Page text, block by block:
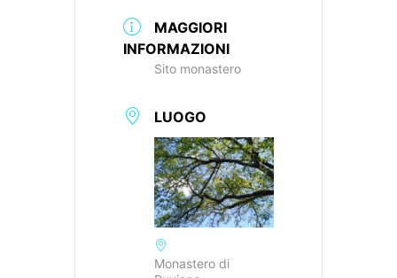
MAGGIORI
INFORMAZIONI
Sito monastero
LUOGO
Monastero di